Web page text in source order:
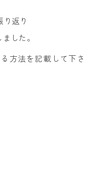
返り
した。
方法を記載して下さ